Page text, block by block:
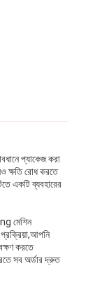
প্যাকেজ করা
ক্ষতি রোধ করতে
একটি ব্যবহারের
মেশিন
করতে
সব অর্ডার দ্রুত